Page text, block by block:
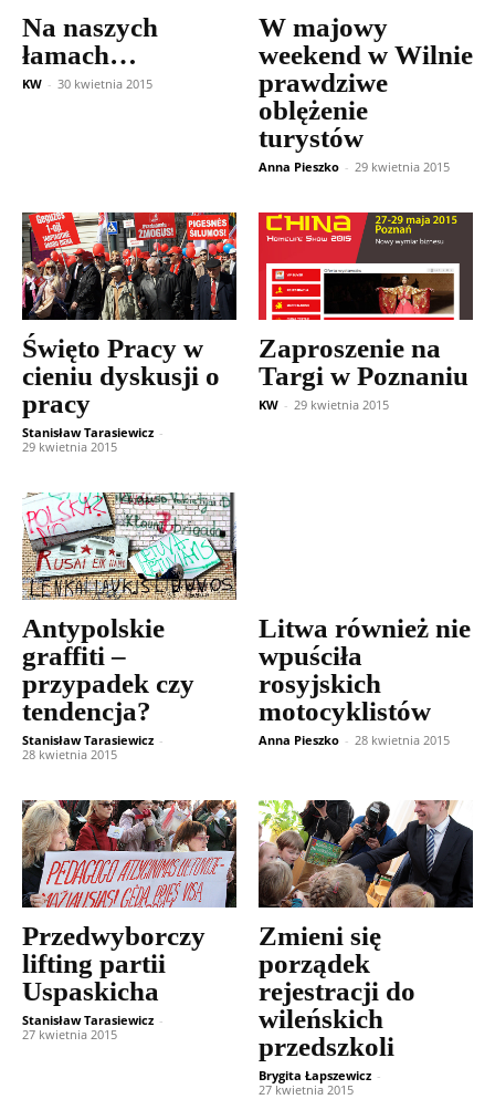
Na naszych
łamach…
KW - 30 kwietnia 2015
W majowy
weekend w Wilnie
prawdziwe
oblężenie
turystów
Anna Pieszko - 29 kwietnia 2015
Święto Pracy w
cieniu dyskusji o
pracy
Stanisław Tarasiewicz -
29 kwietnia 2015
Zaproszenie na
Targi w Poznaniu
KW - 29 kwietnia 2015
Antypolskie
graffiti –
przypadek czy
tendencja?
Stanisław Tarasiewicz -
28 kwietnia 2015
Litwa również nie
wpuściła
rosyjskich
motocyklistów
Anna Pieszko - 28 kwietnia 2015
Przedwyborczy
lifting partii
Uspaskicha
Stanisław Tarasiewicz -
27 kwietnia 2015
Zmieni się
porządek
rejestracji do
wileńskich
przedszkoli
Brygita Łapszewicz -
27 kwietnia 2015